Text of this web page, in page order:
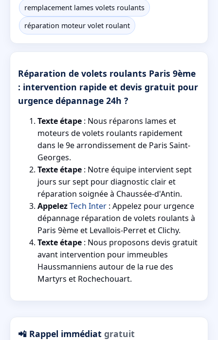
remplacement lames volets roulants
réparation moteur volet roulant
Réparation de volets roulants Paris 9ème
: intervention rapide et devis gratuit pour
urgence dépannage 24h ?
Texte étape : Nous réparons lames et
moteurs de volets roulants rapidement
dans le 9e arrondissement de Paris Saint-
Georges.
Texte étape : Notre équipe intervient sept
jours sur sept pour diagnostic clair et
réparation soignée à Chaussée-d'Antin.
AppelezTech Inter : Appelez pour urgence
dépannage réparation de volets roulants à
Paris 9ème et Levallois-Perret et Clichy.
Texte étape : Nous proposons devis gratuit
avant intervention pour immeubles
Haussmanniens autour de la rue des
Martyrs et Rochechouart.
📲 Rappel immédiat gratuit